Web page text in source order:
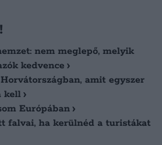
nem meglepő, melyik
kedvence
amit egyszer
kell
Európában
falvai, ha kerülnéd a turistákat